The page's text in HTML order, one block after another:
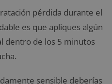
pérdida durante el
es que apliques algún
dentro de los 5 minutos
sensible deberías